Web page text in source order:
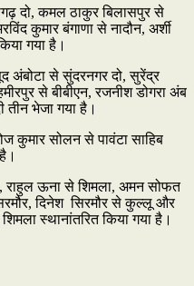
दो, कमल ठाकुर बिलासपुर से
कुमार बंगाणा से नादौन, अर्शी
गया है।
अंबोटा से सुंदरनगर दो, सुरेंद्र
से बीबीएन, रजनीश डोगरा अंब
तीन भेजा गया है।
कुमार सोलन से पावंटा साहिब
राहुल ऊना से शिमला, अमन सोफत
दिनेश सिरमौर से कुल्लू और
स्थानांतरित किया गया है।